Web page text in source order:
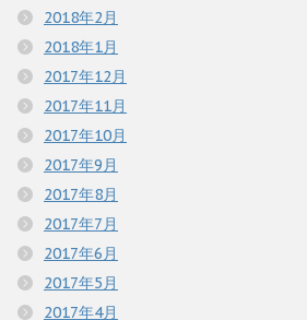
2018年2月
2018年1月
2017年12月
2017年11月
2017年10月
2017年9月
2017年8月
2017年7月
2017年6月
2017年5月
2017年4月